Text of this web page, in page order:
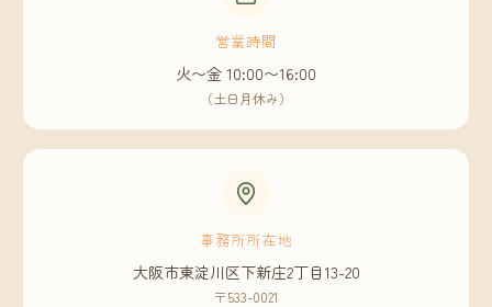
営業時間
火〜金 10:00〜16:00
（土日月休み）
事務所所在地
大阪市東淀川区下新庄2丁目13-20
〒533-0021